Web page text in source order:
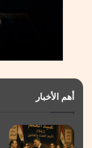
أهم الأخبار